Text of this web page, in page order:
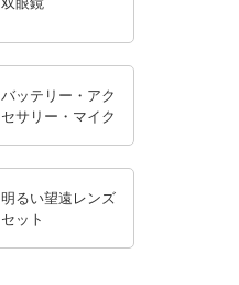
バッテリー・アク
セサリー・マイク
明るい望遠レンズ
セット